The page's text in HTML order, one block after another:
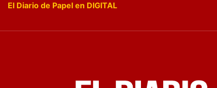
El Diario de Papel en DIGITAL